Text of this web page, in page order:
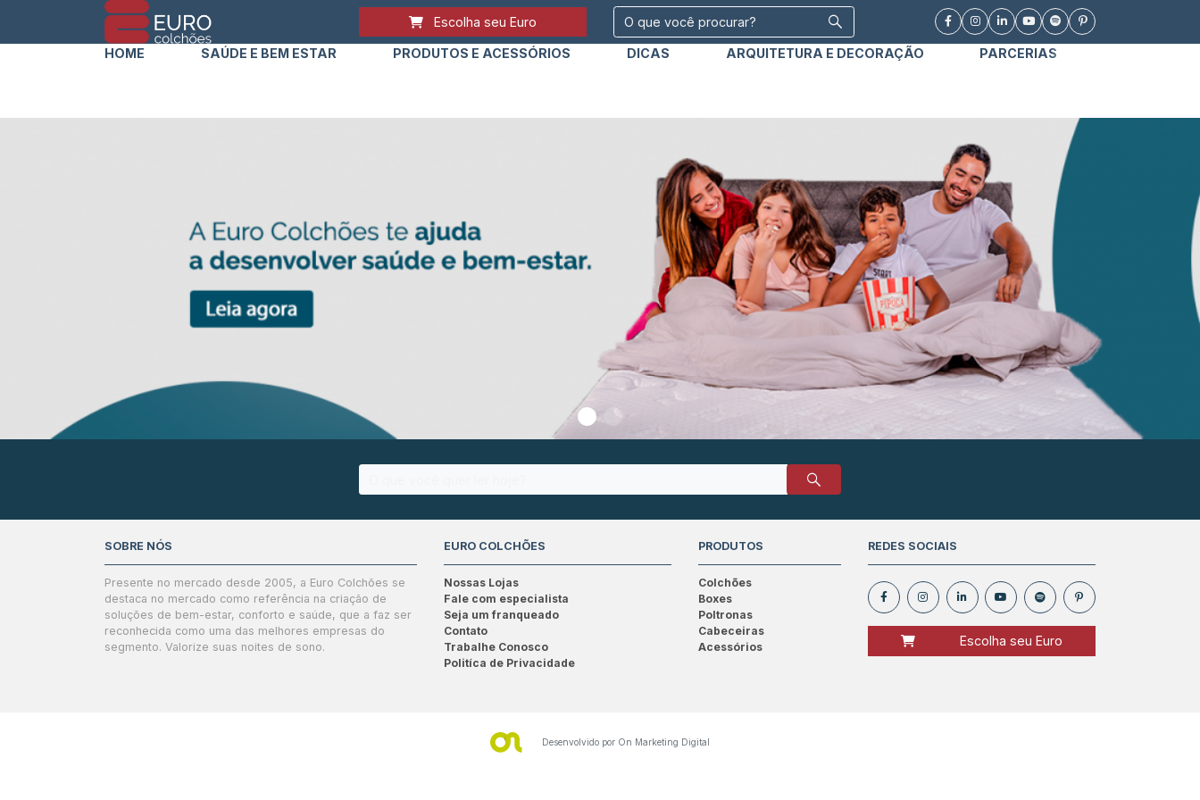
Escolha seu Euro
HOME SAÚDE E BEM ESTAR PRODUTOS E ACESSÓRIOS DICAS ARQUITETURA E DECORAÇÃO PARCERIAS
SOBRE NÓS
Presente no mercado desde 2005, a Euro Colchões se
destaca no mercado como referência na criação de
soluções de bem-estar, conforto e saúde, que a faz ser
reconhecida como uma das melhores empresas do
segmento. Valorize suas noites de sono.
EURO COLCHÕES
Nossas Lojas
Fale com especialista
Seja um franqueado
Contato
Trabalhe Conosco
Politíca de Privacidade
PRODUTOS
Colchões
Boxes
Poltronas
Cabeceiras
Acessórios
REDES SOCIAIS
Escolha seu Euro
Desenvolvido por On Marketing Digital